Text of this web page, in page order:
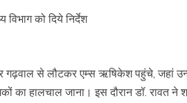
को दिये निर्देश
गढ़वाल से लौटकर एम्स ऋषिकेश पहुंचे, जहां
हालचाल जाना। इस दौरान डॉ. रावत ने